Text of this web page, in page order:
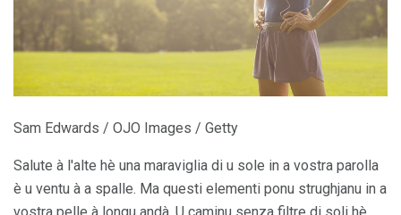
Sam Edwards / OJO Images / Getty
Salute à l'alte hè una maraviglia di u sole in a vostra parolla
è u ventu à a spalle. Ma questi elementi ponu strughjanu in a